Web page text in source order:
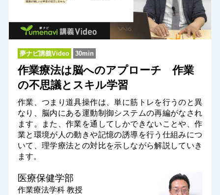
夢ナビ講義Video 30min
作業療法は脳へのアプローチ 作業
の不思議とスキル学習
作業、つまり道具操作は、単に筋トレを行うのと異
なり、脳内にある運動制御システムの再編がなされ
ます。また、作業を通してしかできないことや、作
業と環境が人の動きや記憶の誘導を行う仕組みにつ
いて、理学療法との対比を示しながら解説していき
ます。
医療保健学部
作業療法学科 教授